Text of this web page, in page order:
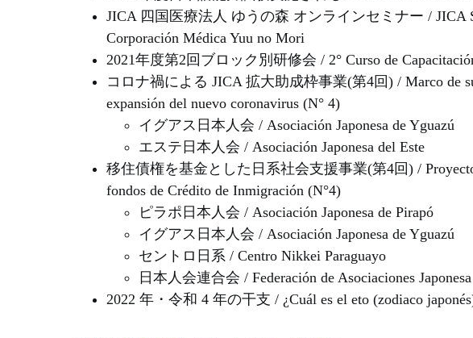
JICA 四国医療法人 ゆうの森 オンラインセミナー / JICA
Corporación Médica Yuu no Mori
2021年度第2回ブロック別研修会 / 2° Curso de
コロナ禍による JICA 拡大助成枠事業(第4回) / Marco de
expansión del nuevo coronavirus (N° 4)
イグアス日本人会 / Asociación Japonesa de Yguazú
エステ日本人会 / Asociación Japonesa del Este
移住債権を基金とした日系社会支援事業(第4回) /
fondos de Crédito de Inmigración (N°4)
ピラポ日本人会 / Asociación Japonesa de Pirapó
イグアス日本人会 / Asociación Japonesa de Yguazú
セントロ日系 / Centro Nikkei Paraguayo
日本人会連合会 / Federación de Asociaciones Japonesa
2022 年・令和 4 年の干支 / ¿Cuál es el eto (zodiaco